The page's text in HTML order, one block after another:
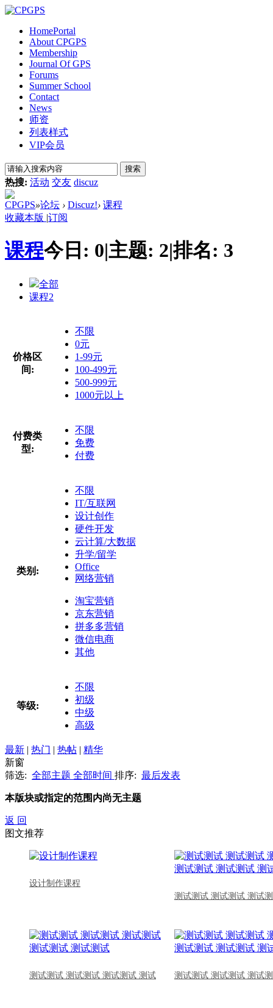
HomePortal
About CPGPS
Membership
Journal Of GPS
Forums
Summer School
Contact
News
师资
列表样式
VIP会员
搜索
热搜: 活动 交友 discuz
CPGPS»论坛 › Discuz!› 课程
收藏本版 |订阅
课程今日: 0|主题: 2|排名: 3
全部
课程2
价格区
间:
不限
0元
1-99元
100-499元
500-999元
1000元以上
付费类
型:
不限
免费
付费
类别:
不限
IT/互联网
设计创作
硬件开发
云计算/大数据
升学/留学
Office
网络营销
淘宝营销
京东营销
拼多多营销
微信电商
其他
等级:
不限
初级
中级
高级
最新 | 热门 | 热帖 | 精华
新窗
筛选: 全部主题 全部时间 排序: 最后发表
本版块或指定的范围内尚无主题
返 回
图文推荐
设计制作课程
测试测试 测试测试 测试
测试测试 测试测试 测试测试 测试 测试测试 测试测试 测试